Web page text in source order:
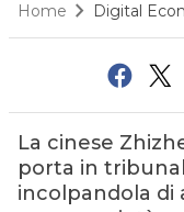
Home Digital
La cinese
porta in
incolpandola di